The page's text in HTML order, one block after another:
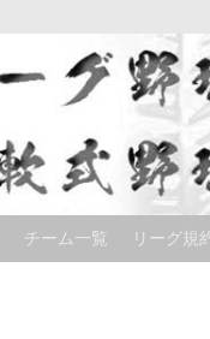
チーム一覧 リーグ規